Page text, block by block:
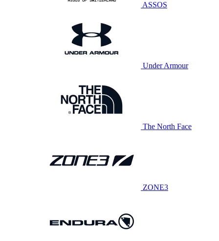
ASSOS
Under Armour
The North Face
ZONE3